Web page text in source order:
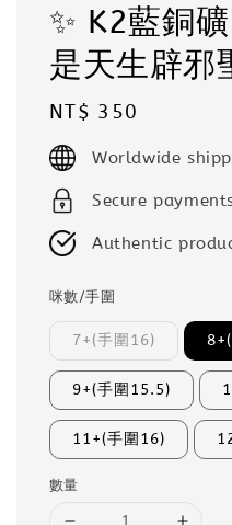
✨ K2藍銅
是天生辟
Regular
price
NT$ 350
Worldwide
Secure
Authentic
咪數/手圍
7+(手圍16)
9+(手圍15.5)
11+(手圍16)
數量